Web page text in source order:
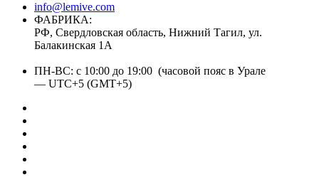
info@lemive.com
ФАБРИКА:
РФ, Свердловская область, Нижний Тагил, ул.
Балакинская 1А
ПН-ВС: с 10:00 до 19:00 (часовой пояс в Урале
— UTC+5 (GMT+5)